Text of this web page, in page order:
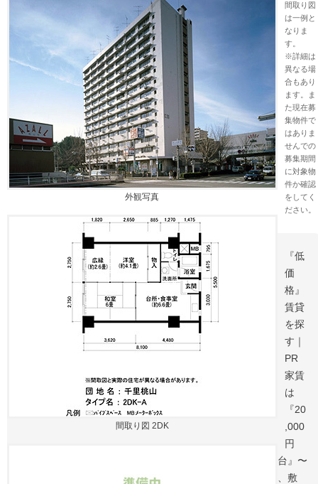
外観写真
間取り図 2DK
間取り図
は一例と
なりま
す。
※詳細は
異なる場
合もあり
ます。ま
た現在募
集物件で
はありま
せんでの
募集期間
に対象物
件か確認
をしてく
ださい。
『低
価
格』
賃貸
を探
す｜
PR
家賃
は
『20
,000
円
台』〜
、敷